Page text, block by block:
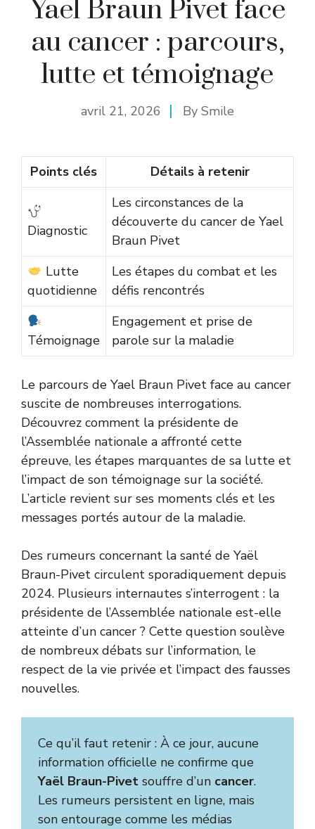
Yael Braun Pivet face
au cancer : parcours,
lutte et témoignage
avril 21, 2026 By Smile
Points clés Détails à retenir
Diagnostic
Les circonstances de la
découverte du cancer de Yael
Braun Pivet
Lutte
quotidienne
Les étapes du combat et les
défis rencontrés
Témoignage
Engagement et prise de
parole sur la maladie
Le parcours de Yael Braun Pivet face au cancer
suscite de nombreuses interrogations.
Découvrez comment la présidente de
l’Assemblée nationale a affronté cette
épreuve, les étapes marquantes de sa lutte et
l’impact de son témoignage sur la société.
L’article revient sur ses moments clés et les
messages portés autour de la maladie.
Des rumeurs concernant la santé de Yaël
Braun-Pivet circulent sporadiquement depuis
2024. Plusieurs internautes s’interrogent : la
présidente de l’Assemblée nationale est-elle
atteinte d’un cancer ? Cette question soulève
de nombreux débats sur l’information, le
respect de la vie privée et l’impact des fausses
nouvelles.
Ce qu’il faut retenir : À ce jour, aucune
information officielle ne confirme que
Yaël Braun-Pivet souffre d’un cancer.
Les rumeurs persistent en ligne, mais
son entourage comme les médias